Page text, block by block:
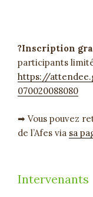
?Inscription
participants limité
https://
070020088080
➡ Vous pouvez
de l’Afes via sa
Intervenants